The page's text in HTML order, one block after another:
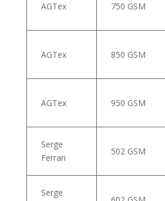
AGTex 750 GSM
AGTex 850 GSM
AGTex 950 GSM
Serge
Ferrari
502 GSM
Serge